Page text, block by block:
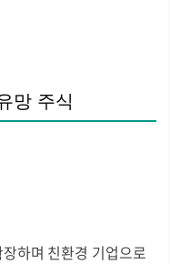
망 주식
하며 친환경 기업으로